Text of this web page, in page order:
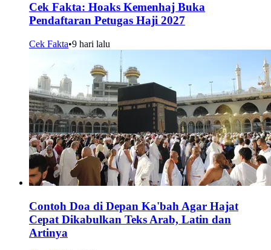
Cek Fakta: Hoaks Kemenhaj Buka
Pendaftaran Petugas Haji 2027
Cek Fakta•9 hari lalu
Contoh Doa di Depan Ka'bah Agar Hajat
Cepat Dikabulkan Teks Arab, Latin dan
Artinya